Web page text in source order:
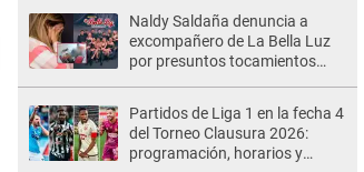
Naldy Saldaña denuncia a
excompañero de La Bella Luz
por presuntos tocamientos
Partidos de Liga 1 en la fecha 4
del Torneo Clausura 2026:
programación, horarios y